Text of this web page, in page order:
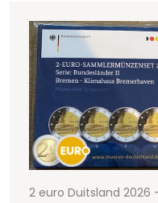
2 euro Duitsland 2026